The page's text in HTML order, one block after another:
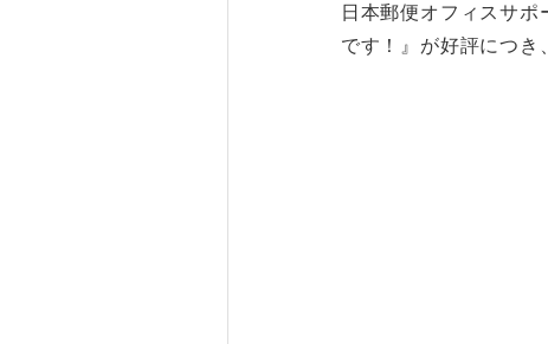
日本郵便オフィスサ
です！』が好評につき